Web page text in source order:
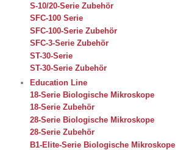
S-10/20-Serie Zubehör
SFC-100 Serie
SFC-100-Serie Zubehör
SFC-3-Serie Zubehör
ST-30-Serie
ST-30-Serie Zubehör
Education Line
18-Serie Biologische Mikroskope
18-Serie Zubehör
28-Serie Biologische Mikroskope
28-Serie Zubehör
B1-Elite-Serie Biologische Mikroskope